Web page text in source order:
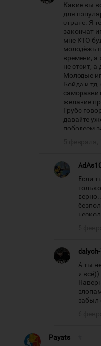
Какие вы
для
стране. Я
закончат
мне КТО
молодёжь
времени, а
не стоит,
Молодые
Бойда и
желание
Грубо
давайте
поболеем
Если
А ты
и
забыл
Payats